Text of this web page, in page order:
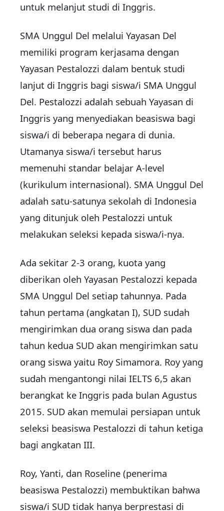
untuk melanjut studi di Inggris.
SMA Unggul Del melalui Yayasan Del
memiliki program kerjasama dengan
Yayasan Pestalozzi dalam bentuk studi
lanjut di Inggris bagi siswa/i SMA Unggul
Del. Pestalozzi adalah sebuah Yayasan di
Inggris yang menyediakan beasiswa bagi
siswa/i di beberapa negara di dunia.
Utamanya siswa/i tersebut harus
memenuhi standar belajar A-level
(kurikulum internasional). SMA Unggul Del
adalah satu-satunya sekolah di Indonesia
yang ditunjuk oleh Pestalozzi untuk
melakukan seleksi kepada siswa/i-nya.
Ada sekitar 2-3 orang, kuota yang
diberikan oleh Yayasan Pestalozzi kepada
SMA Unggul Del setiap tahunnya. Pada
tahun pertama (angkatan I), SUD sudah
mengirimkan dua orang siswa dan pada
tahun kedua SUD akan mengirimkan satu
orang siswa yaitu Roy Simamora. Roy yang
sudah mengantongi nilai IELTS 6,5 akan
berangkat ke Inggris pada bulan Agustus
2015. SUD akan memulai persiapan untuk
seleksi beasiswa Pestalozzi di tahun ketiga
bagi angkatan III.
Roy, Yanti, dan Roseline (penerima
beasiswa Pestalozzi) membuktikan bahwa
siswa/i SUD tidak hanya berprestasi di